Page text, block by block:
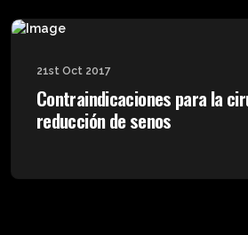
21st Oct 2017
Contraindicaciones para la
reducción de senos